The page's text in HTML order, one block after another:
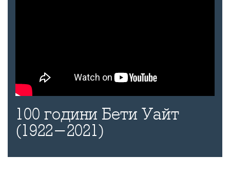
100 години Бети Уайт
(1922-2021)